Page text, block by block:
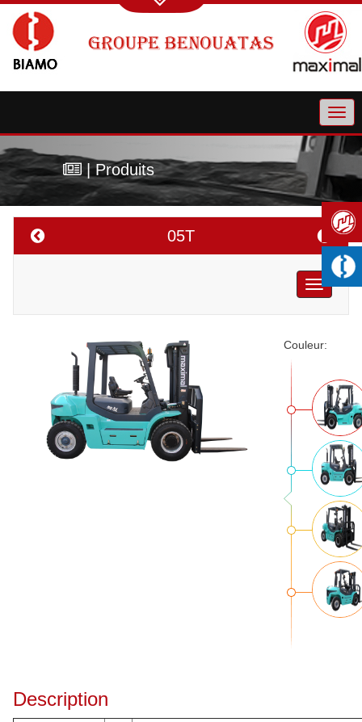
| Produits
05T
Toggle
Couleur:
Description